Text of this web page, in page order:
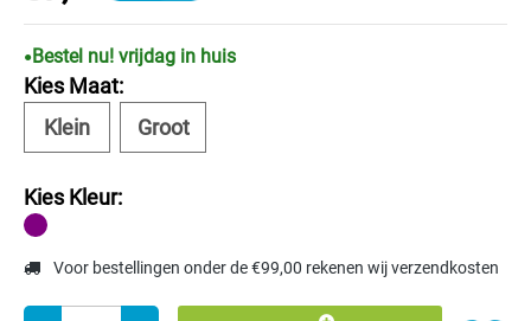
Bestel nu! vrijdag in huis
Kies Maat:
Klein
Groot
Kies Kleur:
Voor bestellingen onder de €99,00 rekenen wij verzendkosten